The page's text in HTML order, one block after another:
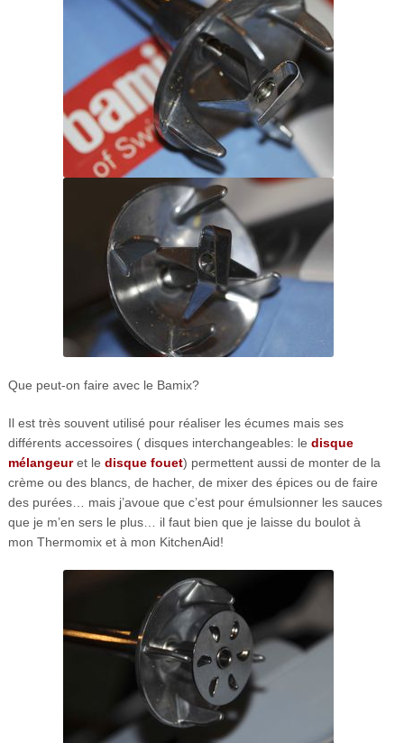
Que peut-on faire avec le Bamix?
Il est très souvent utilisé pour réaliser les écumes mais ses
différents accessoires ( disques interchangeables: le disque
mélangeuret le disque fouet) permettent aussi de monter de la
crème ou des blancs, de hacher, de mixer des épices ou de faire
des purées… mais j’avoue que c’est pour émulsionner les sauces
que je m’en sers le plus… il faut bien que je laisse du boulot à
mon Thermomix et à mon KitchenAid!